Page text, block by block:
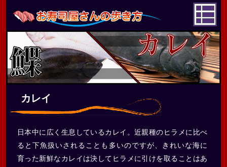
カレイ
日本中に広く生息しているカレイ。近親種のヒラメに比べ
ると下魚扱いされることも多いのですが、きれいな海に
育った新鮮なカレイは決してヒラメに引けを取ることはあ